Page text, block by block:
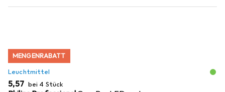
MENGENRABATT
Leuchtmittel
EUR
5,57 bei 4 Stück